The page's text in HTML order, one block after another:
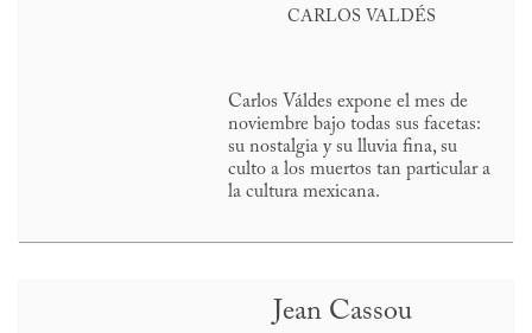
CARLOS VALDÉS
Carlos Váldes expone el mes de
noviembre bajo todas sus facetas:
su nostalgia y su lluvia fina, su
culto a los muertos tan particular a
la cultura mexicana.
Jean Cassou